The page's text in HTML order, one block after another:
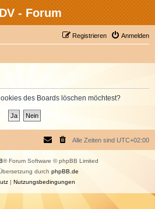
- Forum
Anmelden
Registrieren
des Boards löschen möchtest?
Alle Zeiten sind UTC+02:00
® Forum Software © phpBB Limited
durch phpBB.de
| Nutzungsbedingungen